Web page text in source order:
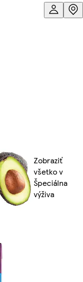
Zobraziť
všetko v
Špeciálna
výživa